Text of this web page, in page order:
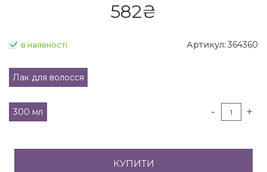
582₴
в наявності Артикул: 364360
Лак для волосся
300 мл - +
КУПИТИ